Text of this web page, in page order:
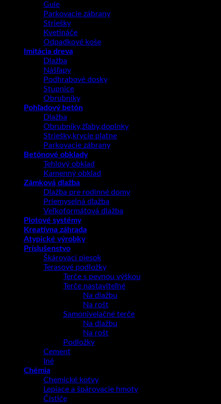
Gule
Parkovacie zábrany
Striešky
Kvetináče
Odpadkové koše
Imitácia dreva
Dlažba
Nášľapy
Podhrabové dosky
Stupnice
Obrubníky
Pohľadový betón
Dlažba
Obrubníky,žľaby,doplnky
Striešky,krycie platne
Parkovacie zábrany
Betónové obklady
Tehlový obklad
Kamenný obklad
Zámková dlažba
Dlažba pre rodinné domy
Priemyselná dlažba
Veľkoformátová dlažba
Plotové systémy
Kreatívna záhrada
Atypické výrobky
Príslušenstvo
Škárovací piesok
Terasové podložky
Terče s pevnou výškou
Terče nastaviteľné
Na dlažbu
Na rošt
Samonivelačné terče
Na dlažbu
Na rošt
Podložky
Cement
Iné
Chémia
Chemické kotvy
Lepiace a špárovacie hmoty
Čističe